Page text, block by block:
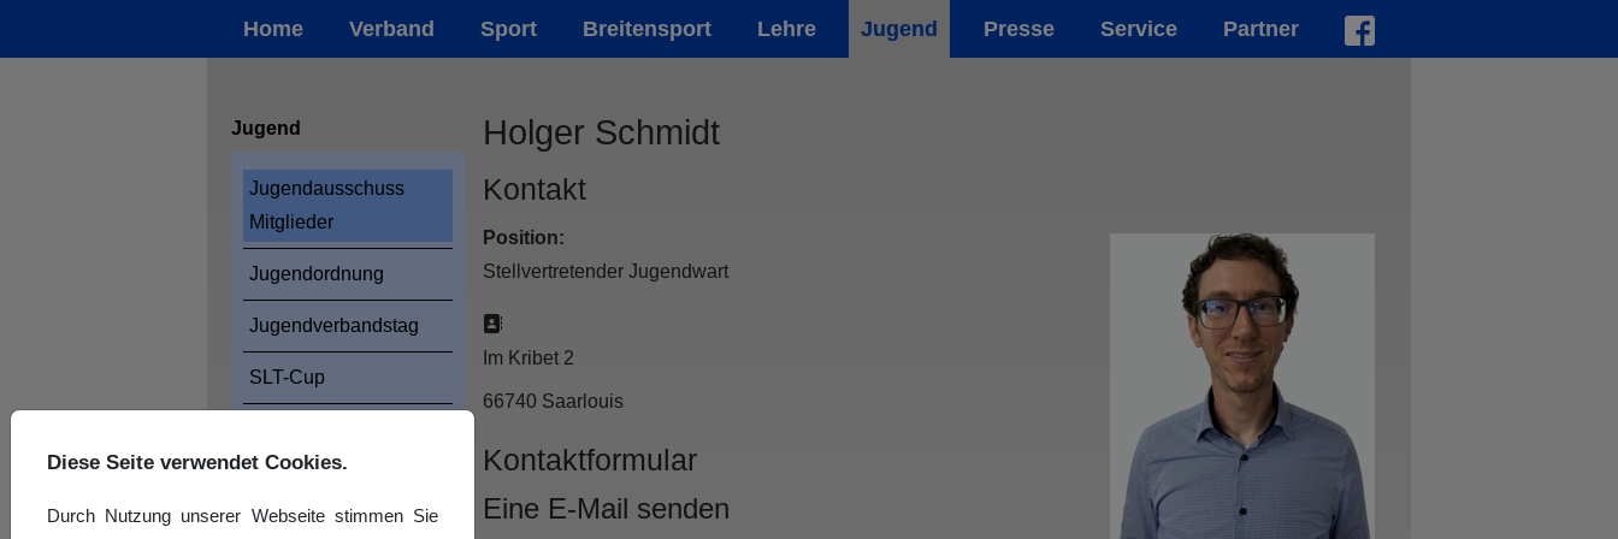
Home Verband Sport Breitensport Lehre Jugend Presse Service Partner
Jugend
Jugendausschuss
Mitglieder
Jugendordnung
Jugendverbandstag
SLT-Cup
Holger Schmidt
Kontakt
Position:
Stellvertretender Jugendwart
Adresse
Im Kribet 2
66740 Saarlouis
Kontaktformular
Eine E-Mail senden
Diese Seite verwendet Cookies.
Durch Nutzung unserer Webseite stimmen Sie